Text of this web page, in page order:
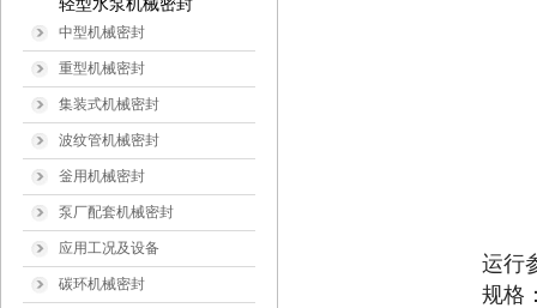
轻型水泵机械密封
中型机械密封
重型机械密封
集装式机械密封
波纹管机械密封
釡用机械密封
泵厂配套机械密封
应用工况及设备
碳环机械密封
运行
规格